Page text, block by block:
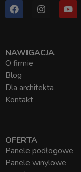
NAWIGACJA
O firmie
Blog
Dla architekta
Kontakt
OFERTA
Panele podłogowe
Panele winylowe